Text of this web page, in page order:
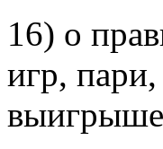
16) о
игр,